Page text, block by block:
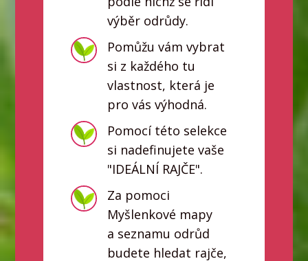
výběr odrůdy.
Pomůžu vám vybrat
si z každého tu
vlastnost, která je
pro vás výhodná.
Pomocí této selekce
si nadefinujete vaše
"IDEÁLNÍ RAJČE".
Za pomoci
Myšlenkové mapy
a seznamu odrůd
budete hledat rajče,